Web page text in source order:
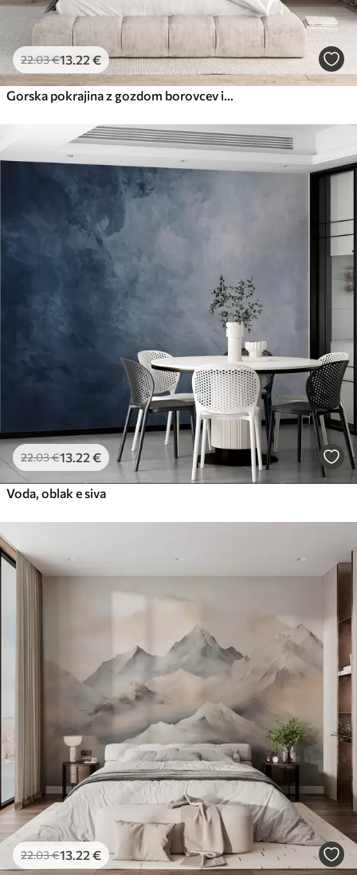
22.03€13 .22 €
22.03€13 .22 €
Voda, oblak e siva
22.03€13 .22 €